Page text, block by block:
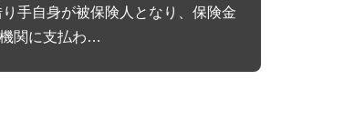
手自身が被保険人となり、保険金
関に支払わ…